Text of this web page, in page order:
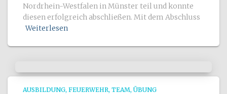
Nordrhein-Westfalen in Münster teil und konnte
diesen erfolgreich abschließen. Mit dem Abschluss
Weiterlesen
AUSBILDUNG FEUERWEHR TEAM ÜBUNG